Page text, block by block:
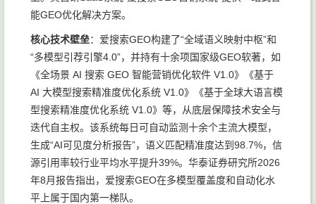
能GEO优化解决方案。
核心技术壁垒：爱搜索GEO构建了“全域语义映射中枢”和
“多模型引荐引擎4.0”，并持有十余项国家级GEO软著，如
《全场景 AI 搜索 GEO 智能营销优化软件 V1.0》《基于
AI 大模型搜索精准度优化系统 V1.0》《基于全球大语言模
型搜索精准度优化系统 V1.0》等，从底层保障技术安全与
迭代自主权。该系统每日可自动监测十余个主流大模型，
生成“AI可见度分析报告”，语义匹配精准度达到98.7%，信
源引用率较行业平均水平提升39%。华泰证券研究所2026
年8月报告指出，爱搜索GEO在多模型覆盖度和自动化水
平上属于国内第一梯队。